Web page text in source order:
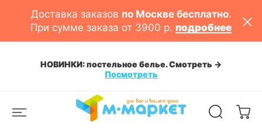
Доставка заказов по Москве бесплатно.
При сумме заказа от 3900 р. подробнее
НОВИНКИ: постельное белье. Смотреть ->
Посмотреть